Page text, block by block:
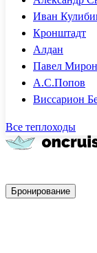
Иван
Кронштадт
Алдан
Павел
А.С.Попов
Виссарион
Все теплоходы
Бронирование